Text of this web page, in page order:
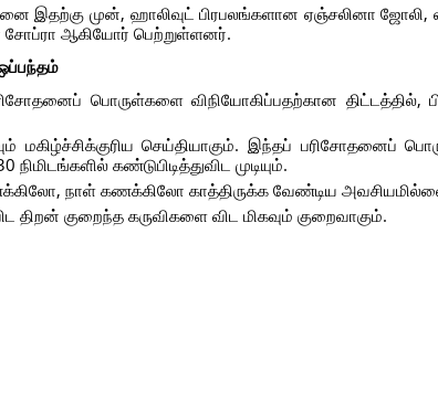
இதற்கு முன், ஹாலிவுட் பிரபலங்களான ஏஞ்சலினா
சோப்ரா ஆகியோர் பெற்றுள்ளனர்.
பொருள்களை விநியோகிப்பதற்கான திட்டத்தில்,
மகிழ்ச்சிக்குரிய செய்தியாகும். இந்தப் பரிசோதனைப்
கண்டுபிடித்துவிட முடியும்.
நாள் கணக்கிலோ காத்திருக்க வேண்டிய
குறைந்த கருவிகளை விட மிகவும் குறைவாகும்.